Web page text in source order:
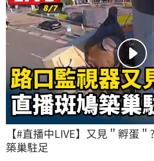
【#直播中LIVE】又見＂孵蛋
築巢駐足